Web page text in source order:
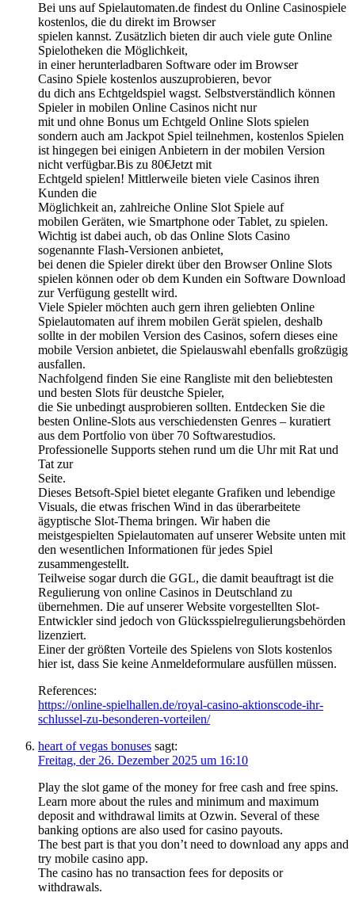
Bei uns auf Spielautomaten.de findest du Online Casinospiele
kostenlos, die du direkt im Browser
spielen kannst. Zusätzlich bieten dir auch viele gute Online
Spielotheken die Möglichkeit,
in einer herunterladbaren Software oder im Browser
Casino Spiele kostenlos auszuprobieren, bevor
du dich ans Echtgeldspiel wagst. Selbstverständlich können
Spieler in mobilen Online Casinos nicht nur
mit und ohne Bonus um Echtgeld Online Slots spielen
sondern auch am Jackpot Spiel teilnehmen, kostenlos Spielen
ist hingegen bei einigen Anbietern in der mobilen Version
nicht verfügbar.Bis zu 80€Jetzt mit
Echtgeld spielen! Mittlerweile bieten viele Casinos ihren
Kunden die
Möglichkeit an, zahlreiche Online Slot Spiele auf
mobilen Geräten, wie Smartphone oder Tablet, zu spielen.
Wichtig ist dabei auch, ob das Online Slots Casino
sogenannte Flash-Versionen anbietet,
bei denen die Spieler direkt über den Browser Online Slots
spielen können oder ob dem Kunden ein Software Download
zur Verfügung gestellt wird.
Viele Spieler möchten auch gern ihren geliebten Online
Spielautomaten auf ihrem mobilen Gerät spielen, deshalb
sollte in der mobilen Version des Casinos, sofern dieses eine
mobile Version anbietet, die Spielauswahl ebenfalls großzügig
ausfallen.
Nachfolgend finden Sie eine Rangliste mit den beliebtesten
und besten Slots für deustche Spieler,
die Sie unbedingt ausprobieren sollten. Entdecken Sie die
besten Online-Slots aus verschiedensten Genres – kuratiert
aus dem Portfolio von über 70 Softwarestudios.
Professionelle Supports stehen rund um die Uhr mit Rat und
Tat zur
Seite.
Dieses Betsoft-Spiel bietet elegante Grafiken und lebendige
Visuals, die etwas frischen Wind in das überarbeitete
ägyptische Slot-Thema bringen. Wir haben die
meistgespielten Spielautomaten auf unserer Website unten mit
den wesentlichen Informationen für jedes Spiel
zusammengestellt.
Teilweise sogar durch die GGL, die damit beauftragt ist die
Regulierung von online Casinos in Deutschland zu
übernehmen. Die auf unserer Website vorgestellten Slot-
Entwickler sind jedoch von Glücksspielregulierungsbehörden
lizenziert.
Einer der größten Vorteile des Spielens von Slots kostenlos
hier ist, dass Sie keine Anmeldeformulare ausfüllen müssen.
References:
https://online-spielhallen.de/royal-casino-aktionscode-ihr-
schlussel-zu-besonderen-vorteilen/
heart of vegas bonuses sagt:
Freitag, der 26. Dezember 2025 um 16:10
Play the slot game of the money for free cash and free spins.
Learn more about the rules and minimum and maximum
deposit and withdrawal limits at Ozwin. Several of these
banking options are also used for casino payouts.
The best part is that you don’t need to download any apps and
try mobile casino app.
The casino has no transaction fees for deposits or
withdrawals.